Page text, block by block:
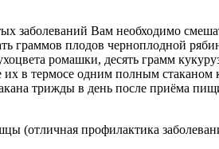
заболеваний Вам необходимо
граммов плодов черноплодной
ромашки, десять грамм
в термосе одним полным
трижды в день после приёма
(отличная профилактика